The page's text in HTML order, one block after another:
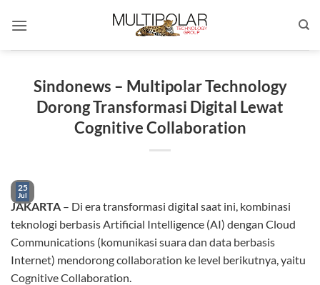
Sindonews – Multipolar Technology
Dorong Transformasi Digital Lewat
Cognitive Collaboration
25
Jul
JAKARTA – Di era transformasi digital saat ini, kombinasi
teknologi berbasis Artificial Intelligence (AI) dengan Cloud
Communications (komunikasi suara dan data berbasis
Internet) mendorong collaboration ke level berikutnya, yaitu
Cognitive Collaboration.